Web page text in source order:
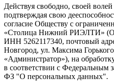
Действуя свободно, своей
подтверждая свою
согласие Обществу с
«Столица Нижний РИЭЛТИ»
ИНН 5262117340, почтовый
Новгород, ул. Максима
«Администратор»), на
в соответствии с Федеральным
ФЗ "О персональных данных".